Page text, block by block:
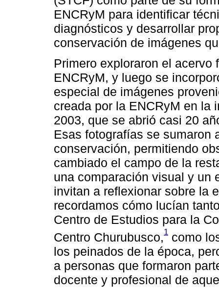
ENCRyM para identificar
diagnósticos y desarrollar
conservación de imágenes
Primero exploraron el
ENCRyM, y luego se
especial de imágenes
creada por la ENCRyM en la
2003, que se abrió casi 20
Esas fotografías se sumaron
conservación, permitiendo
cambiado el campo de la
una comparación visual y un
invitan a reflexionar sobre la
recordamos cómo lucían
Centro de Estudios para la
Centro Churubusco,1 como
los peinados de la época,
a personas que formaron
docente y profesional de